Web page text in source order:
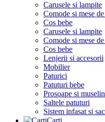
Carusele si lampite
Comode si mese
Cos bebe
Carusele si lampite
Comode si mese
Cos bebe
Lenjerii si accesorii
Mobilier
Paturici
Patuturi bebe
Prosoape si
Saltele patuturi
Sistem infasat si
Carti